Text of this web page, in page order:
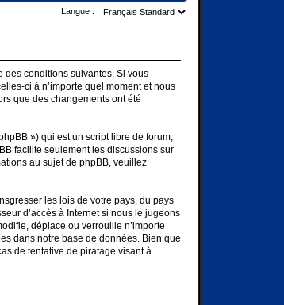
Langue :
des conditions suivantes. Si vous
ci à n’importe quel moment et nous
que des changements ont été
») qui est un script libre de forum,
facilite seulement les discussions sur
au sujet de phpBB, veuillez
les lois de votre pays, du pays
d’accès à Internet si nous le jugeons
déplace ou verrouille n’importe
dans notre base de données. Bien que
de tentative de piratage visant à